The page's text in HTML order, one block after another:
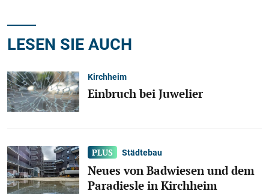
LESEN SIE AUCH
Kirchheim
Einbruch bei Juwelier
Städtebau
Neues von Badwiesen und dem
Paradiesle in Kirchheim